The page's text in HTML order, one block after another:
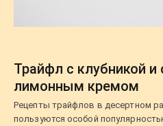
Трайфл с клубникой и
лимонным кремом
Рецепты трайфлов в десертном
пользуются особой